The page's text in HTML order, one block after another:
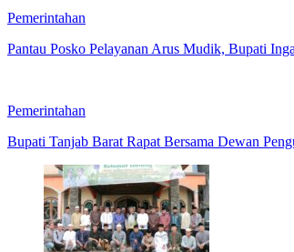
Pemerintahan
Pantau Posko Pelayanan Arus Mudik, Bupati
Pemerintahan
Bupati Tanjab Barat Rapat Bersama Dewan